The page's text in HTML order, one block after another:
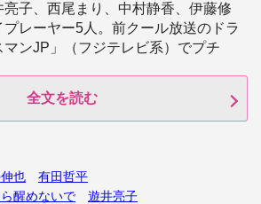
子、西尾まり、中村静香、伊藤修
レーヤー5人。前クール放送のドラ
ンJP」（フジテレビ系）でプチ
全文を読む
也
有田哲平
醒めないで
遊井亮子